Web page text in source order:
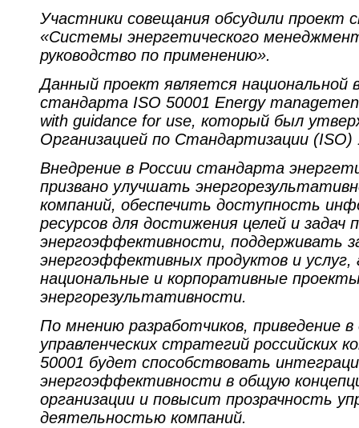
Участники совещания обсудили
«Системы энергетического
руководство по применению».
Данный проект является национальной
стандарта ISO 50001 Energy
with guidance for use, который был
Организацией по Стандартизации (ISO)
Внедрение в России стандарта
призвано улучшать
компаний, обеспечить доступность
ресурсов для достижения целей и задач
энергоэффективности, поддерживать
энергоэффективных продуктов и
национальные и корпоративные
энергорезультативности.
По мнению разработчиков, приведение
управленческих стратегий российских
50001 будет способствовать
энергоэффективности в общую
организации и повысит прозрачность
деятельностью компаний.